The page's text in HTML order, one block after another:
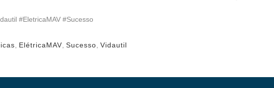
#EletricaMAV #Sucesso
ElétricaMAV Sucesso Vidautil